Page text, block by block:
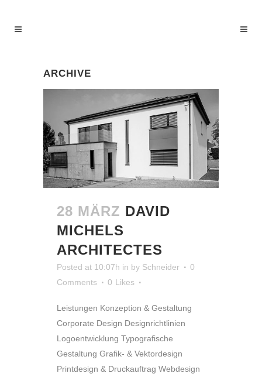
ARCHIVE
28 MÄRZ DAVID
MICHELS
ARCHITECTES
Posted at 10:07h in by Schneider
0
Comments
0 Likes
Leistungen Konzeption & Gestaltung
Corporate Design Designrichtlinien
Logoentwicklung Typografische
Gestaltung Grafik- & Vektordesign
Printdesign & Druckauftrag Webdesign